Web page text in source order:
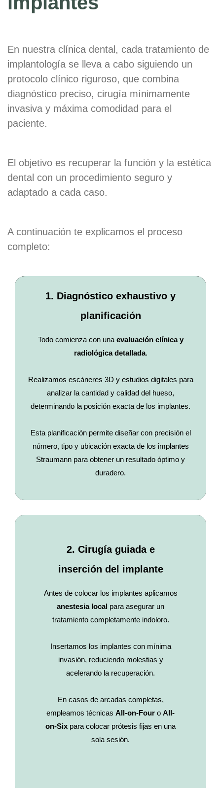
En nuestra clínica dental, cada tratamiento de
implantología se lleva a cabo siguiendo un
protocolo clínico riguroso, que combina
diagnóstico preciso, cirugía mínimamente
invasiva y máxima comodidad para el
paciente.
El objetivo es recuperar la función y la estética
dental con un procedimiento seguro y
adaptado a cada caso.
A continuación te explicamos el proceso
completo:
1. Diagnóstico exhaustivo y
planificación
Todo comienza con una evaluación clínica y
radiológica detallada.
Realizamos escáneres 3D y estudios digitales para
analizar la cantidad y calidad del hueso,
determinando la posición exacta de los implantes.
Esta planificación permite diseñar con precisión el
número, tipo y ubicación exacta de los implantes
Straumann para obtener un resultado óptimo y
duradero.
2. Cirugía guiada e
inserción del implante
Antes de colocar los implantes aplicamos
anestesia local para asegurar un
tratamiento completamente indoloro.
Insertamos los implantes con mínima
invasión, reduciendo molestias y
acelerando la recuperación.
En casos de arcadas completas,
empleamos técnicas All-on-Four o All-
on-Six para colocar prótesis fijas en una
sola sesión.